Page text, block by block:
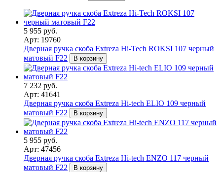
5 955 руб.
Арт: 19760
Дверная ручка скоба Extreza Hi-Tech ROKSI 107 черный
матовый F22
В корзину
7 232 руб.
Арт: 41641
Дверная ручка скоба Extreza Hi-tech ELIO 109 черный
матовый F22
В корзину
5 955 руб.
Арт: 47456
Дверная ручка скоба Extreza Hi-tech ENZO 117 черный
матовый F22
В корзину